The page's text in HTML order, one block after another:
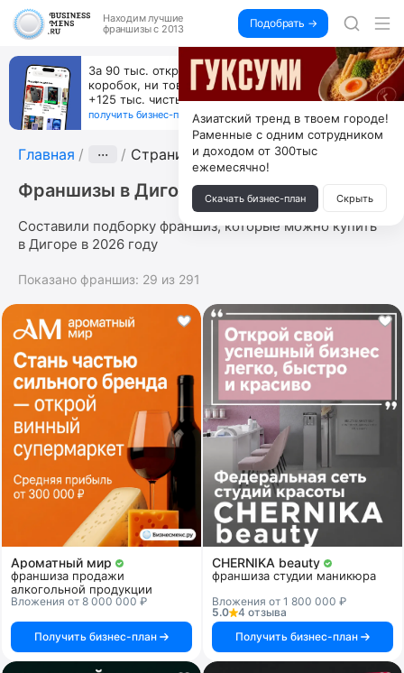
Находим лучшие
франшизы с 2013
Подобрать →
За 90 тыс. открой магазин на Авито, дома ни
коробок, ни товара, ни склада, зато каждый месяц
+125 тыс. чистыми
получить бизнес-план ↓
Главная ··· Страница 3
Франшизы в Дигоре
Составили подборку франшиз, которые можно купить
в Дигоре в 2026 году
Показано франшиз: 29 из 291
Ароматный мир
франшиза продажи
алкогольной продукции
Вложения от 8 000 000 ₽
Получить бизнес-план
CHERNIKA beauty
франшиза студии маникюра
Вложения от 1 800 000 ₽
5.0
4 отзыва
Получить бизнес-план
Азиатский тренд в твоем городе!
Раменные с одним сотрудником
и доходом от 300тыс
ежемесячно!
Скачать бизнес-план Скрыть